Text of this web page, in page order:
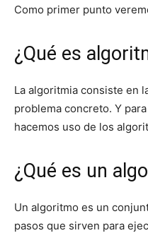
Como primer punto
¿Qué es
La algoritmia consiste en
problema concreto. Y
hacemos uso de los
¿Qué es un
Un algoritmo es un
pasos que sirven para